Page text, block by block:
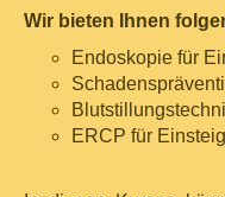
Wir bieten Ihnen
Endoskopie für
ERCP für